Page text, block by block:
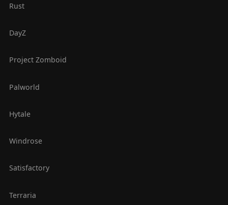
Rust
DayZ
Project Zomboid
Palworld
Hytale
Windrose
Satisfactory
Terraria